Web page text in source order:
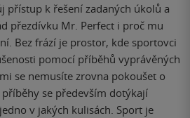
přístup k řešení zadaných úkolů a
přezdívku Mr. Perfect i proč mu
Bez frází je prostor, kde sportovci
pomocí příběhů vyprávěných
se nemusíte zrovna pokoušet o
se především dotýkají
v jakých kulisách. Sport je